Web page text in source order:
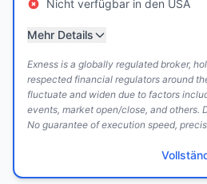
Nicht verfügbar in den USA
Mehr Details
Exness is a globally regulated broker,
respected financial regulators around
fluctuate and widen due to factors
events, market open/close, and others.
No guarantee of execution speed,